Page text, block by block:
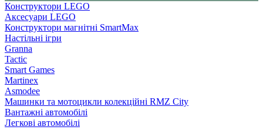
Конструктори LEGO
Аксесуари LEGO
Конструктори магнітні SmartMax
Настільні ігри
Granna
Tactic
Smart Games
Martinex
Asmodee
Машинки та мотоцикли колекційні RMZ City
Вантажні автомобілі
Легкові автомобілі